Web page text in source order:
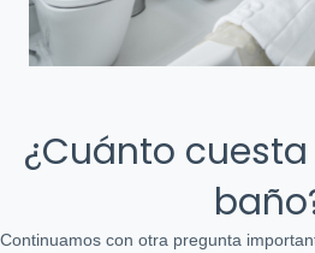
¿Cuánto
Continuamos con otra pregunta